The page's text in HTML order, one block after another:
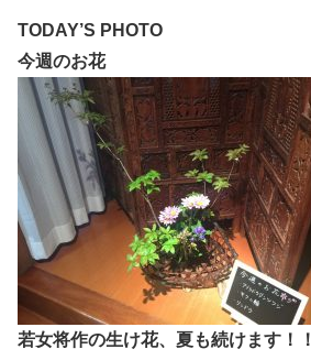
TODAY’S PHOTO
今週のお花
若女将作の生け花、夏も続けます！！